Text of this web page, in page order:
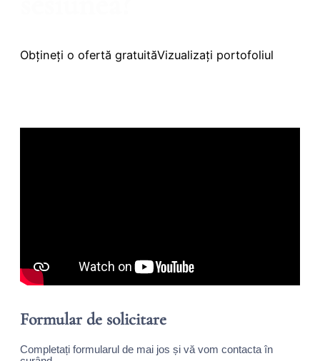
Obțineți o ofertă gratuităVizualizați portofoliul
Formular de solicitare
Completați formularul de mai jos și vă vom contacta în